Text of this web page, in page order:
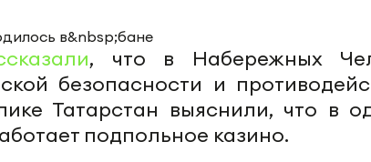
, что в Набережных
безопасности и
Татарстан выяснили, что в
подпольное казино.